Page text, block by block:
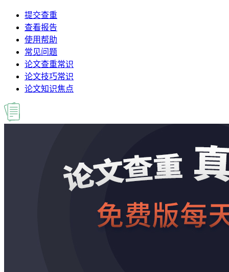
提交查重
查看报告
使用帮助
常见问题
论文查重常识
论文技巧常识
论文知识焦点